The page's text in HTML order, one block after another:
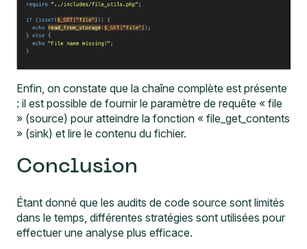
Enfin, on constate que la chaîne complète est présente
: il est possible de fournir le paramètre de requête « file
» (source) pour atteindre la fonction « file_get_contents
» (sink) et lire le contenu du fichier.
Conclusion
Étant donné que les audits de code source sont limités
dans le temps, différentes stratégies sont utilisées pour
effectuer une analyse plus efficace.